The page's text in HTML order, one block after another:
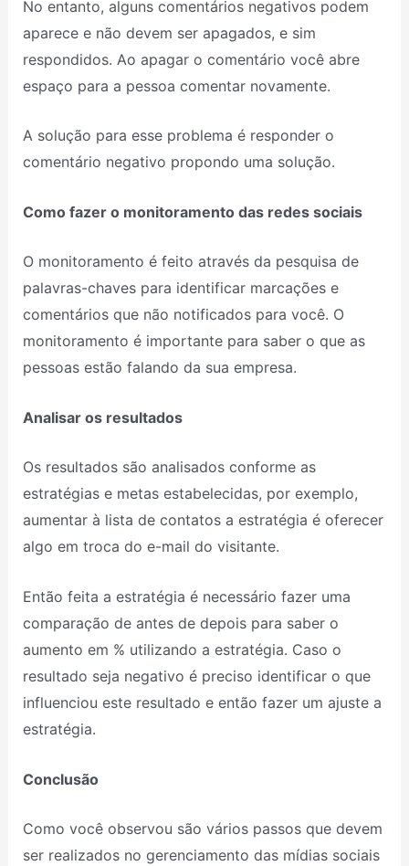
No entanto, alguns comentários negativos podem
aparece e não devem ser apagados, e sim
respondidos. Ao apagar o comentário você abre
espaço para a pessoa comentar novamente.
A solução para esse problema é responder o
comentário negativo propondo uma solução.
Como fazer o monitoramento das redes sociais
O monitoramento é feito através da pesquisa de
palavras-chaves para identificar marcações e
comentários que não notificados para você. O
monitoramento é importante para saber o que as
pessoas estão falando da sua empresa.
Analisar os resultados
Os resultados são analisados conforme as
estratégias e metas estabelecidas, por exemplo,
aumentar à lista de contatos a estratégia é oferecer
algo em troca do e-mail do visitante.
Então feita a estratégia é necessário fazer uma
comparação de antes de depois para saber o
aumento em % utilizando a estratégia. Caso o
resultado seja negativo é preciso identificar o que
influenciou este resultado e então fazer um ajuste a
estratégia.
Conclusão
Como você observou são vários passos que devem
ser realizados no gerenciamento das mídias sociais